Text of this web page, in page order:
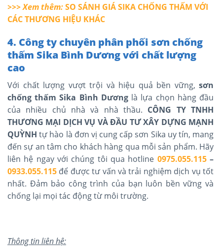
>>> Xem thêm:SO SÁNH GIÁ SIKA CHỐNG THẤM VỚI
CÁC THƯƠNG HIỆU KHÁC
4. Công ty chuyên phân phối sơn chống
thấm Sika Bình Dương với chất lượng
cao
Với chất lượng vượt trội và hiệu quả bền vững, sơn
chống thấm Sika Bình Dươnglà lựa chọn hàng đầu
của nhiều chủ nhà và nhà thầu. CÔNG TY TNHH
THƯƠNG MẠI DỊCH VỤ VÀ ĐẦU TƯ XÂY DỰNG MẠNH
QUỲNH tự hào là đơn vị cung cấp sơn Sika uy tín, mang
đến sự an tâm cho khách hàng qua mỗi sản phẩm. Hãy
liên hệ ngay với chúng tôi qua hotline 0975.055.115–
0933.055.115 để được tư vấn và trải nghiệm dịch vụ tốt
nhất. Đảm bảo công trình của bạn luôn bền vững và
chống lại mọi tác động từ môi trường.
Thông tin liên hệ: